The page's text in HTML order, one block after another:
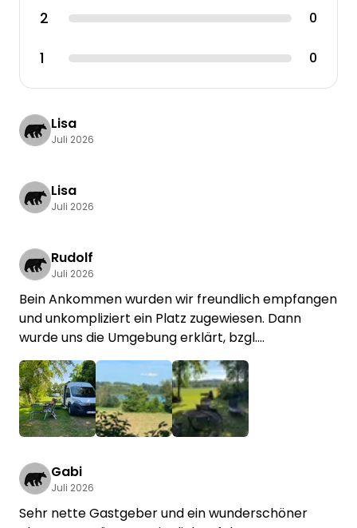
2 0
1 0
Lisa
Juli 2026
Lisa
Juli 2026
Rudolf
Juli 2026
Bein Ankommen wurden wir freundlich empfangen
und unkompliziert ein Platz zugewiesen. Dann
wurde uns die Umgebung erklärt, bzgl.
Unternehmungen und der private Strand gezeigt.
Sehr nett und empfehlenswert.
Gabi
Juli 2026
Sehr nette Gastgeber und ein wunderschöner